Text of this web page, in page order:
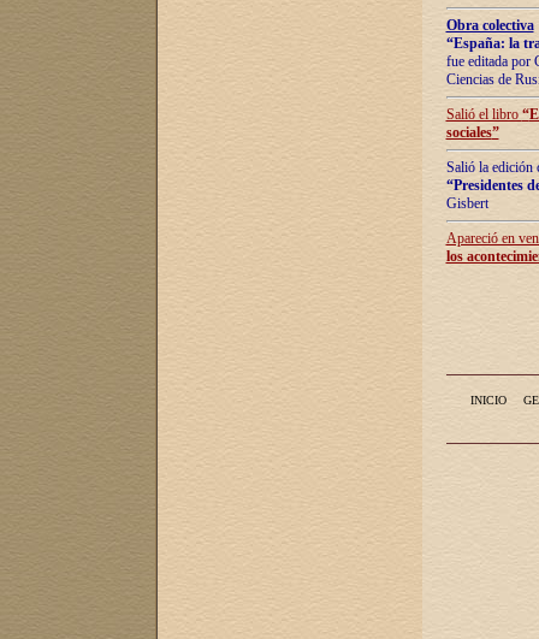
Obra colectiva
“España: la
fue editada por
Ciencias de
Salió el libro “
sociales”
Salió la edición
“Presidentes
Gisbert
Apareció en
los
INICIO